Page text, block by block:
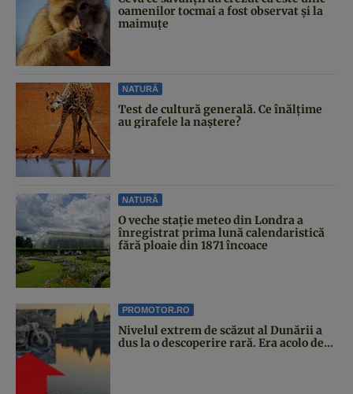
oamenilor tocmai a fost observat și la
maimuțe
NATURĂ
Test de cultură generală. Ce înălțime
au girafele la naștere?
NATURĂ
O veche stație meteo din Londra a
înregistrat prima lună calendaristică
fără ploaie din 1871 încoace
PROMOTOR.RO
Nivelul extrem de scăzut al Dunării a
dus la o descoperire rară. Era acolo de...